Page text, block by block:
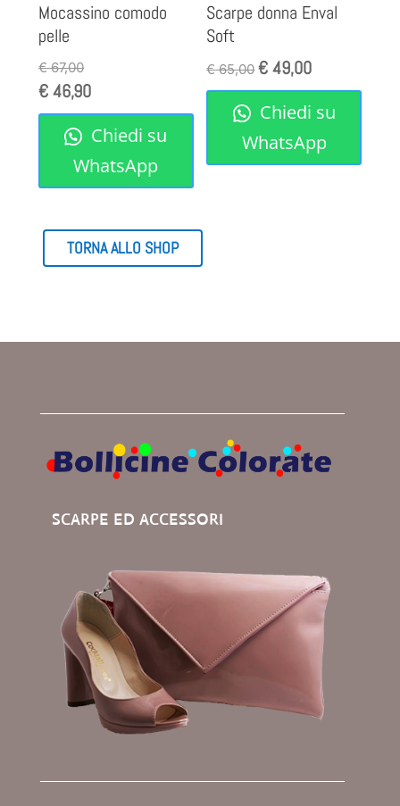
Mocassino comodo
pelle
€67,00
€46,90
Chiedi su
WhatsApp
Scarpe donna Enval
Soft
€65,00Il
prezzo
originale
era:
€ 65,00.
€49,00Il
prezzo
attuale
è:
€ 49,00.
Chiedi su
WhatsApp
TORNA ALLO SHOP
SCARPE ED ACCESSORI